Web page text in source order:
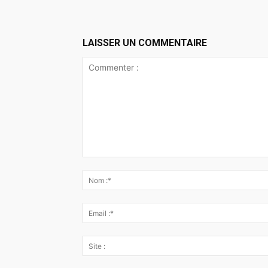
LAISSER UN COMMENTAIRE